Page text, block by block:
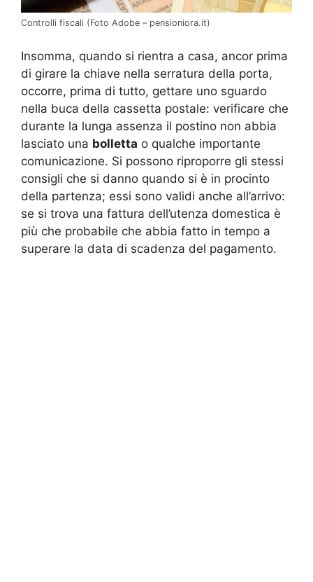
Controlli fiscali (Foto Adobe – pensioniora.it)
Insomma, quando si rientra a casa, ancor prima
di girare la chiave nella serratura della porta,
occorre, prima di tutto, gettare uno sguardo
nella buca della cassetta postale: verificare che
durante la lunga assenza il postino non abbia
lasciato una bolletta o qualche importante
comunicazione. Si possono riproporre gli stessi
consigli che si danno quando si è in procinto
della partenza; essi sono validi anche all’arrivo:
se si trova una fattura dell’utenza domestica è
più che probabile che abbia fatto in tempo a
superare la data di scadenza del pagamento.